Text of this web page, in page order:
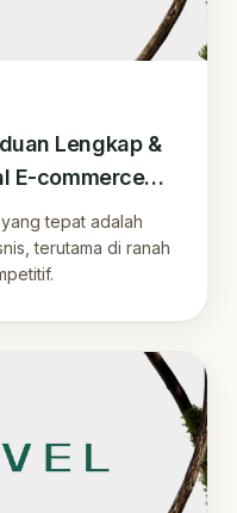
Lengkap &
E-commerce
tepat adalah
terutama di ranah